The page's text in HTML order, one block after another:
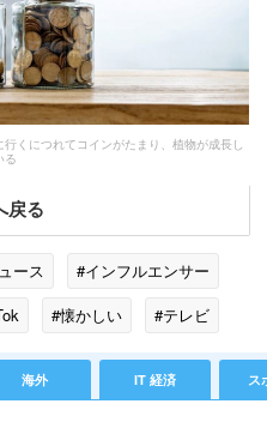
くにつれてコインがたまり、植物が成長し
る
戻る
ース
#インフルエンサー
#懐かしい
#テレビ
#ロンドン
ル
#旧正月
海外 IT 経済 ス